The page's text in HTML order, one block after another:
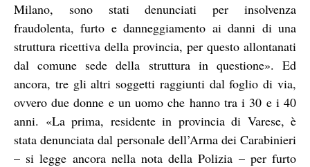
Milano, sono stati denunciati per insolvenza
fraudolenta, furto e danneggiamento ai danni di una
struttura ricettiva della provincia, per questo allontanati
dal comune sede della struttura in questione». Ed
ancora, tre gli altri soggetti raggiunti dal foglio di via,
ovvero due donne e un uomo che hanno tra i 30 e i 40
anni. «La prima, residente in provincia di Varese, è
stata denunciata dal personale dell’Arma dei Carabinieri
– si legge ancora nella nota della Polizia – per furto